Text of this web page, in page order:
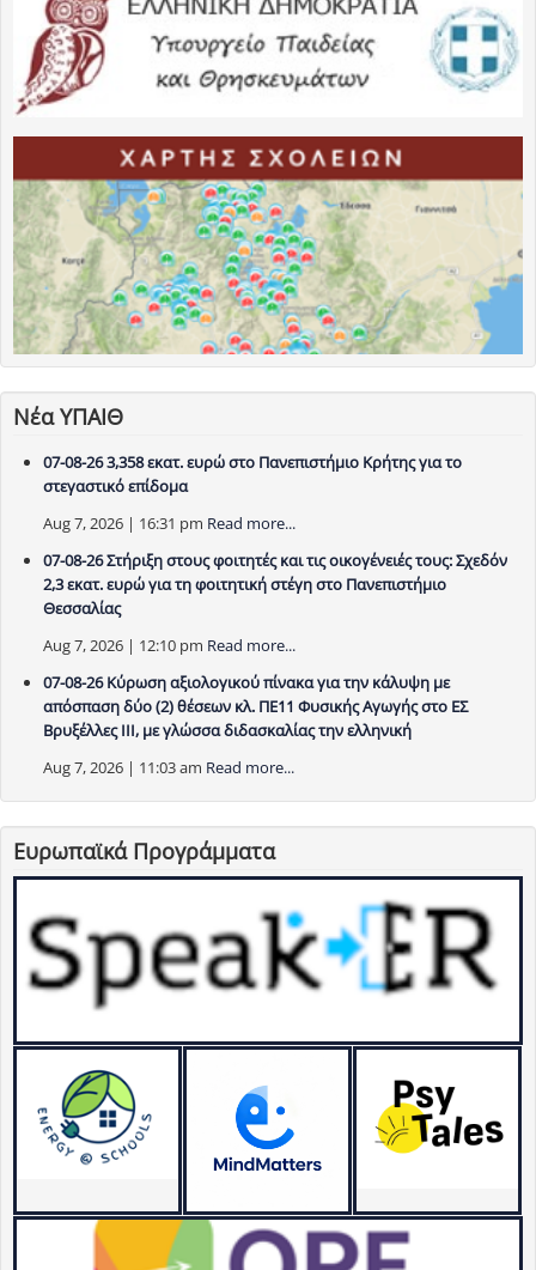
Νέα ΥΠΑΙΘ
07-08-26 3,358 εκατ. ευρώ στο Πανεπιστήμιο Κρήτης για το
στεγαστικό επίδομα
Aug 7, 2026 | 16:31 pm Read more...
07-08-26 Στήριξη στους φοιτητές και τις οικογένειές τους: Σχεδόν
2,3 εκατ. ευρώ για τη φοιτητική στέγη στο Πανεπιστήμιο
Θεσσαλίας
Aug 7, 2026 | 12:10 pm Read more...
07-08-26 Κύρωση αξιολογικού πίνακα για την κάλυψη με
απόσπαση δύο (2) θέσεων κλ. ΠΕ11 Φυσικής Αγωγής στο ΕΣ
Βρυξέλλες ΙΙΙ, με γλώσσα διδασκαλίας την ελληνική
Aug 7, 2026 | 11:03 am Read more...
Ευρωπαϊκά Προγράμματα